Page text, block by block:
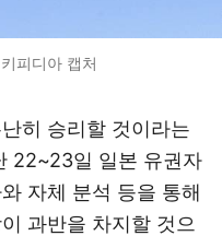
피디아 캡처
히 승리할 것이라는
22~23일 일본 유권자
자체 분석 등을 통해
과반을 차지할 것으